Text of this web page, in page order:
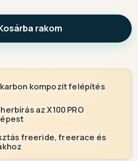
rakom
karbon kompozit felépítés
az X100 PRO
freeride, freerace és